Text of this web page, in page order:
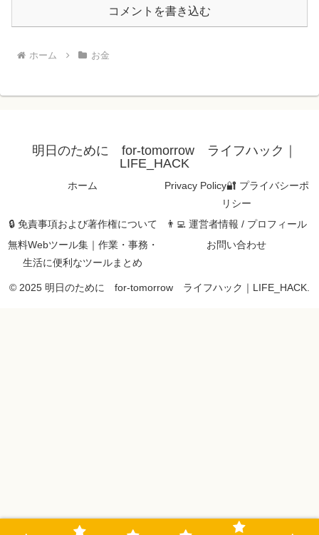
コメントを書き込む
ホーム お金
明日のために for-tomorrow ライフハック｜
LIFE_HACK
ホーム
Privacy Policy🔐 プライバシーポ
リシー
🔒 免責事項および著作権について
👨‍💻 運営者情報 / プロフィール
無料Webツール集｜作業・事務・
生活に便利なツールまとめ
お問い合わせ
© 2025 明日のために for-tomorrow ライフハック｜LIFE_HACK.